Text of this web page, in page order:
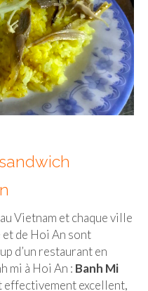
Vietnam et chaque ville
et de Hoi An sont
d’un restaurant en
mi à Hoi An : Banh Mi
effectivement excellent,